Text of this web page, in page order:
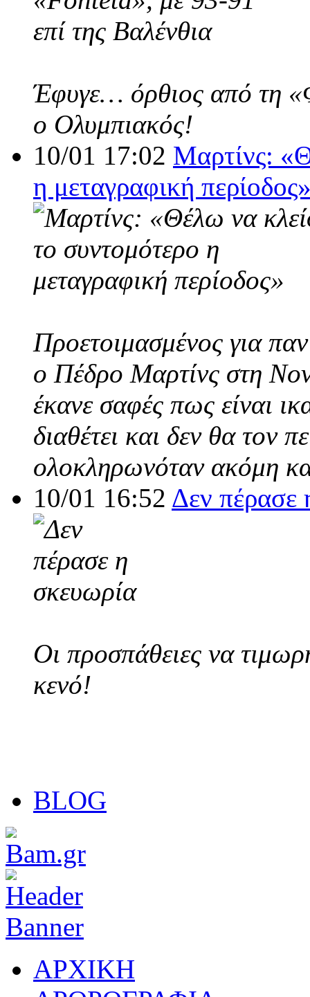
Έφυγε… όρθιος από τη
ο Ολυμπιακός!
10/01 17:02 Μαρτίνς:
η μεταγραφική
Προετοιμασμένος για
ο Πέδρο Μαρτίνς στη
έκανε σαφές πως είναι
διαθέτει και δεν θα τον
ολοκληρωνόταν ακόμη
10/01 16:52 Δεν πέρασε
Οι προσπάθειες να
κενό!
BLOG
ΑΡΧΙΚΗ